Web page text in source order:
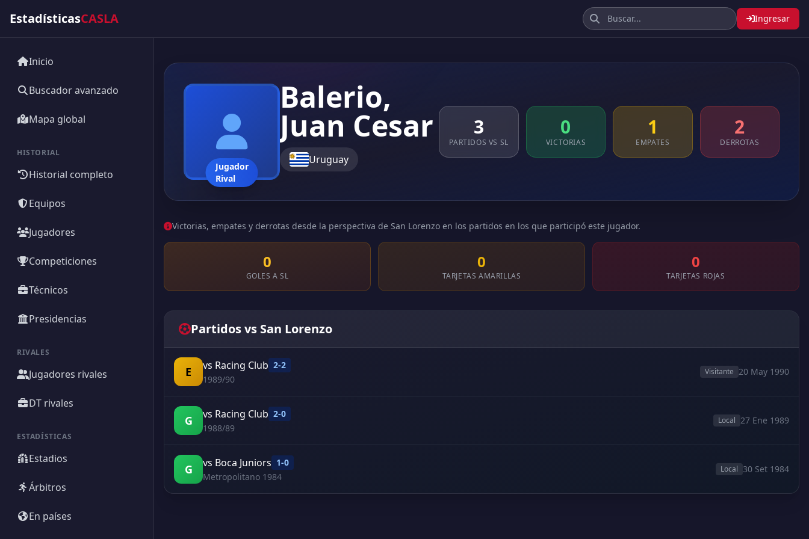
EstadísticasCASLA Ingresar
Inicio
Buscador avanzado
Mapa global
HISTORIAL
Historial completo
Equipos
Jugadores
Competiciones
Técnicos
Presidencias
RIVALES
Jugadores rivales
DT rivales
ESTADÍSTICAS
Estadios
Árbitros
En países
Jugador
Rival
Balerio,
Juan Cesar
Uruguay
3
PARTIDOS VS SL
0
VICTORIAS
1
EMPATES
2
DERROTAS
Victorias, empates y derrotas desde la perspectiva de San Lorenzo en los partidos en los que participó este jugador.
0
GOLES A SL
0
TARJETAS AMARILLAS
0
TARJETAS ROJAS
Partidos vs San Lorenzo
E vs Racing Club 2-2
1989/90
Visitante 20 May 1990
G vs Racing Club 2-0
1988/89
Local 27 Ene 1989
G vs Boca Juniors 1-0
Metropolitano 1984
Local 30 Set 1984